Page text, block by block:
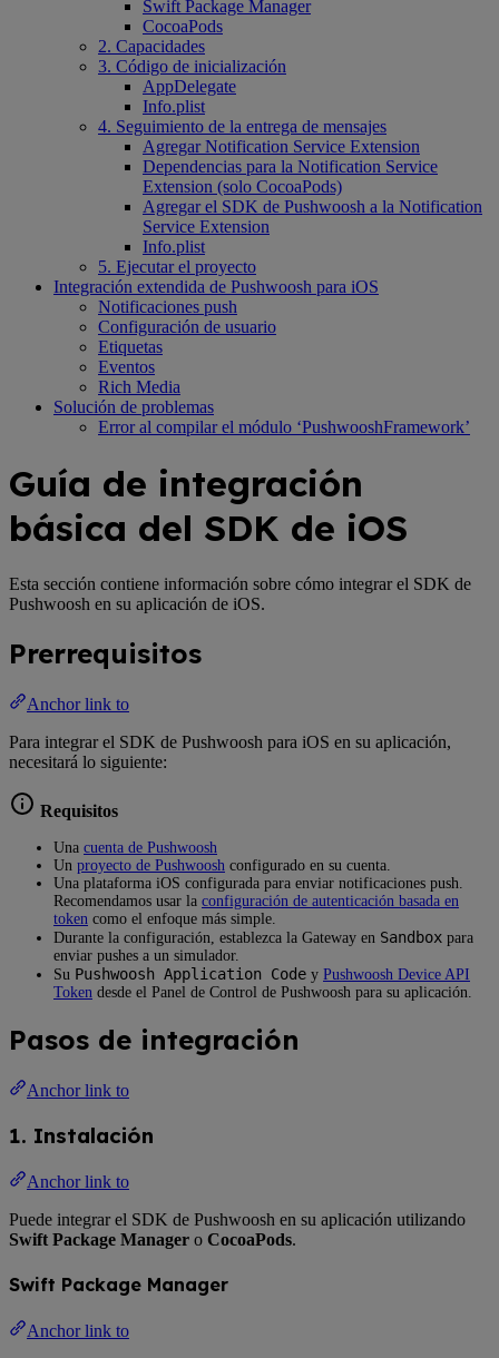
Swift Package Manager
CocoaPods
2. Capacidades
3. Código de inicialización
AppDelegate
Info.plist
4. Seguimiento de la entrega de mensajes
Agregar Notification Service Extension
Dependencias para la Notification Service
Extension (solo CocoaPods)
Agregar el SDK de Pushwoosh a la Notification
Service Extension
Info.plist
5. Ejecutar el proyecto
Integración extendida de Pushwoosh para iOS
Notificaciones push
Configuración de usuario
Etiquetas
Eventos
Rich Media
Solución de problemas
Error al compilar el módulo ‘PushwooshFramework’
Guía de integración
básica del SDK de iOS
Esta sección contiene información sobre cómo integrar el SDK de
Pushwoosh en su aplicación de iOS.
Prerrequisitos
Anchor link to
Para integrar el SDK de Pushwoosh para iOS en su aplicación,
necesitará lo siguiente:
Requisitos
Una cuenta de Pushwoosh
Un proyecto de Pushwoosh configurado en su cuenta.
Una plataforma iOS configurada para enviar notificaciones push.
Recomendamos usar la configuración de autenticación basada en
token como el enfoque más simple.
Durante la configuración, establezca la Gateway en Sandbox para
enviar pushes a un simulador.
Su Pushwoosh Application Code y Pushwoosh Device API
Token desde el Panel de Control de Pushwoosh para su aplicación.
Pasos de integración
Anchor link to
1. Instalación
Anchor link to
Puede integrar el SDK de Pushwoosh en su aplicación utilizando
Swift Package Manager o CocoaPods.
Swift Package Manager
Anchor link to